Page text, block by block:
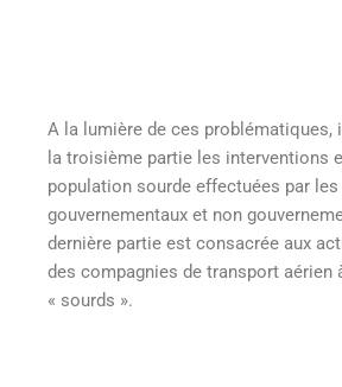
A la lumière de ces problématiques,
la troisième partie les interventions
population sourde effectuées par
gouvernementaux et non
dernière partie est consacrée aux
des compagnies de transport aérien
« sourds ».